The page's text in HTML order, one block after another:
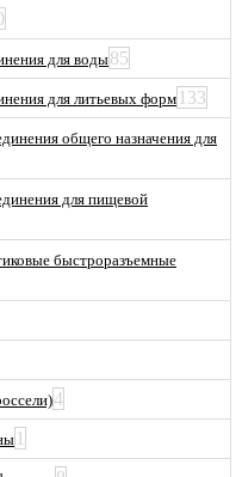
для воды85
для литьевых форм133
общего назначения для
для пищевой
быстроразъемные
4
1